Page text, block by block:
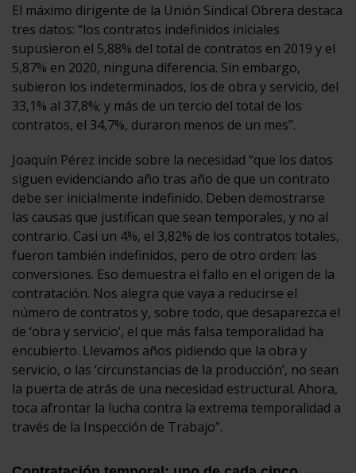
El máximo dirigente de la Unión Sindical Obrera destaca
tres datos: “los contratos indefinidos iniciales
supusieron el 5,88% del total de contratos en 2019 y el
5,87% en 2020, ninguna diferencia. Sin embargo,
subieron los indeterminados, los de obra y servicio, del
33,1% al 37,8%; y más de un tercio del total de los
contratos, el 34,7%, duraron menos de un mes”.
Joaquín Pérez incide sobre la necesidad “que los datos
siguen evidenciando año tras año de que un contrato
debe ser inicialmente indefinido. Deben demostrarse
las causas que justifican que sean temporales, y no al
contrario. Casi un 4%, el 3,82% de los contratos totales,
fueron también indefinidos, pero de otro orden: las
conversiones. Eso demuestra el fallo en el origen de la
contratación. Nos alegra que vaya a reducirse el
número de contratos y, sobre todo, que desaparezca el
de ‘obra y servicio’, el que más falsa temporalidad ha
encubierto. Llevamos años pidiendo que la obra y
servicio, o las ‘circunstancias de la producción’, no sean
la puerta de atrás de una necesidad estructural. Ahora,
toca afrontar la lucha contra la extrema temporalidad a
través de la Inspección de Trabajo”.